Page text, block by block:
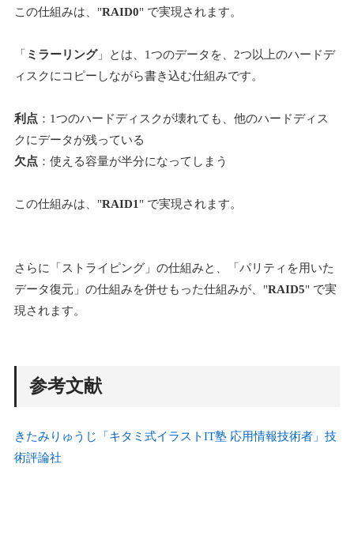
この仕組みは、"RAID0" で実現されます。
「 ミラーリング」とは、1つのデータを、2つ以上のハードデ
ィスクにコピーしながら書き込む仕組みです。
利点：1つのハードディスクが壊れても、他のハードディス
クにデータが残っている
欠点：使える容量が半分になってしまう
この仕組みは、"RAID1 " で実現されます。
さらに「ストライピング」の仕組みと、「パリティを用いた
データ復元」の仕組みを併せもった仕組みが、"RAID5" で実
現されます。
参考文献
きたみりゅうじ「キタミ式イラストIT塾 応用情報技術者」技
術評論社